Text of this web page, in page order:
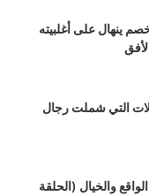
ينهال على أغلبيته
التي شملت رجال
والخيال (الحلقة